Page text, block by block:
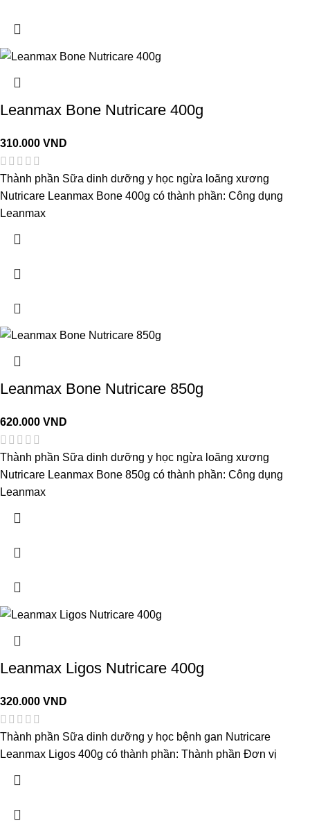
Leanmax Bone Nutricare 400g
310.000VND
Thành phần Sữa dinh dưỡng y học ngừa loãng xương
Nutricare Leanmax Bone 400g có thành phần: Công dụng
Leanmax
Leanmax Bone Nutricare 850g
620.000VND
Thành phần Sữa dinh dưỡng y học ngừa loãng xương
Nutricare Leanmax Bone 850g có thành phần: Công dụng
Leanmax
Leanmax Ligos Nutricare 400g
320.000VND
Thành phần Sữa dinh dưỡng y học bệnh gan Nutricare
Leanmax Ligos 400g có thành phần: Thành phần Đơn vị